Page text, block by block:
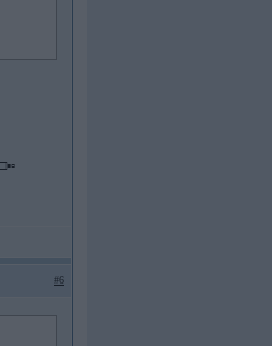
#6